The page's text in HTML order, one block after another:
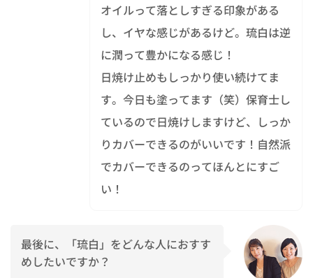
オイルって落としすぎる印象がある
し、イヤな感じがあるけど。琉白は逆
に潤って豊かになる感じ！
日焼け止めもしっかり使い続けてま
す。今日も塗ってます（笑）保育士し
ているので日焼けしますけど、しっか
りカバーできるのがいいです！自然派
でカバーできるのってほんとにすご
い！
最後に、「琉白」をどんな人におすす
めしたいですか？